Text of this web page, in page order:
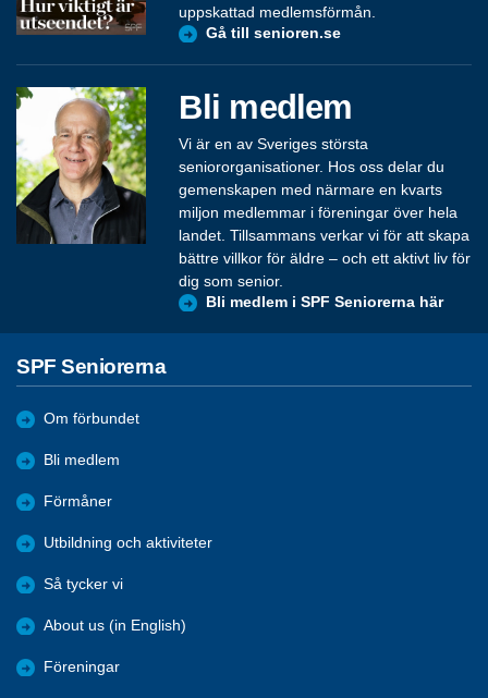
uppskattad medlemsförmån.
Gå till senioren.se
Bli medlem
Vi är en av Sveriges största
seniororganisationer. Hos oss delar du
gemenskapen med närmare en kvarts
miljon medlemmar i föreningar över hela
landet. Tillsammans verkar vi för att skapa
bättre villkor för äldre – och ett aktivt liv för
dig som senior.
Bli medlem i SPF Seniorerna här
SPF Seniorerna
Om förbundet
Bli medlem
Förmåner
Utbildning och aktiviteter
Så tycker vi
About us (in English)
Föreningar